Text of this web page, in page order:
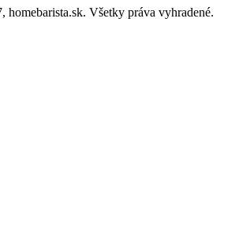
Všetky práva vyhradené.